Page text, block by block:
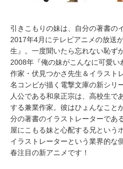
引きこもりの妹は、自分の著書
2017年4月にテレビアニメの放送
生』。一度聞いたら忘れない恥ず
2008年『俺の妹がこんなに可愛い
作家・伏見つかさ先生＆イラスト
名コンビが描く電撃文庫の新シリ
人公である和泉正宗は、高校生で
する兼業作家。彼はひょんなこと
分の著書のイラストレーターであ
屋にこもる妹と心配する兄という
イラストレーターという業界的な
春注目の新アニメです！